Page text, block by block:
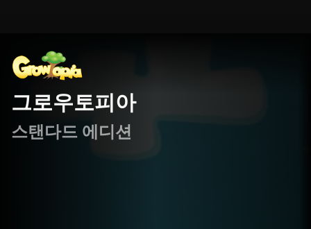
그로우토피아
스탠다드 에디션